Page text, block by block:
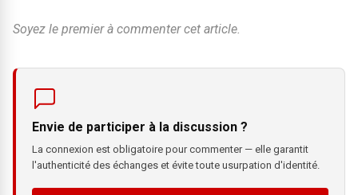
Soyez le premier à commenter cet article.
Envie de participer à la discussion ?
La connexion est obligatoire pour commenter — elle garantit
l'authenticité des échanges et évite toute usurpation d'identité.